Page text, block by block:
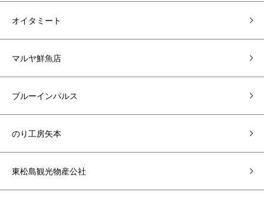
オイタミート
マルヤ鮮魚店
ブルーインパルス
のり工房矢本
東松島観光物産公社